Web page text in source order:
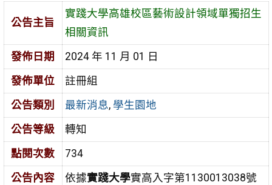
公告主旨
實踐大學高雄校區藝術設計領域單獨招生
相關資訊
發佈日期
2024 年 11 月 01 日
發佈單位
註冊組
公告類別
最新消息, 學生園地
公告等級
轉知
點閱次數
734
公告內容
依據實踐大學實高入字第1130013038號